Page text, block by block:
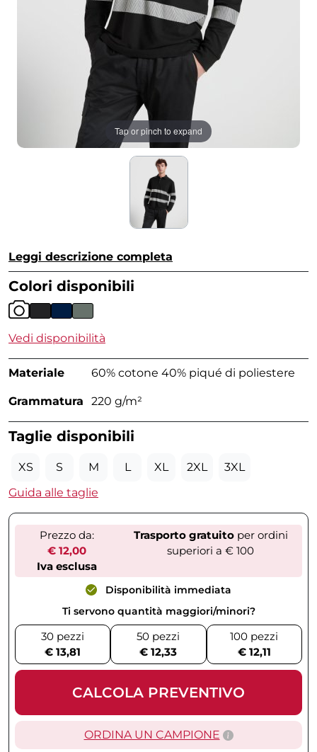
Tap or pinch to expand
Leggi descrizione completa
Colori disponibili
Vedi disponibilità
Materiale 60% cotone 40% piqué di poliestere
Grammatura 220 g/m²
Taglie disponibili
XS S M L XL 2XL
3XL
Guida alle taglie
Prezzo da:
€ 12,00
Iva esclusa
Trasporto gratuitoper ordini
superiori a € 100
Disponibilità immediata
Ti servono quantità maggiori/minori?
30 pezzi
€ 13,81
50 pezzi
€ 12,33
100 pezzi
€ 12,11
CALCOLA PREVENTIVO
ORDINA UN CAMPIONE